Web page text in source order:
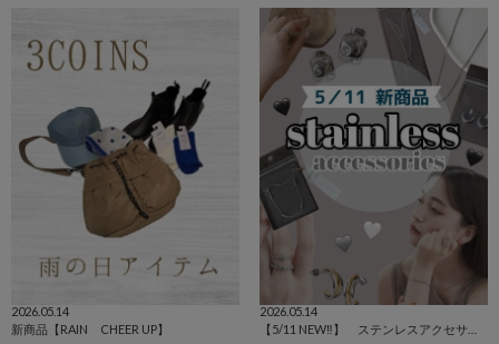
2026.05.14
新商品【RAIN CHEER UP】
2026.05.14